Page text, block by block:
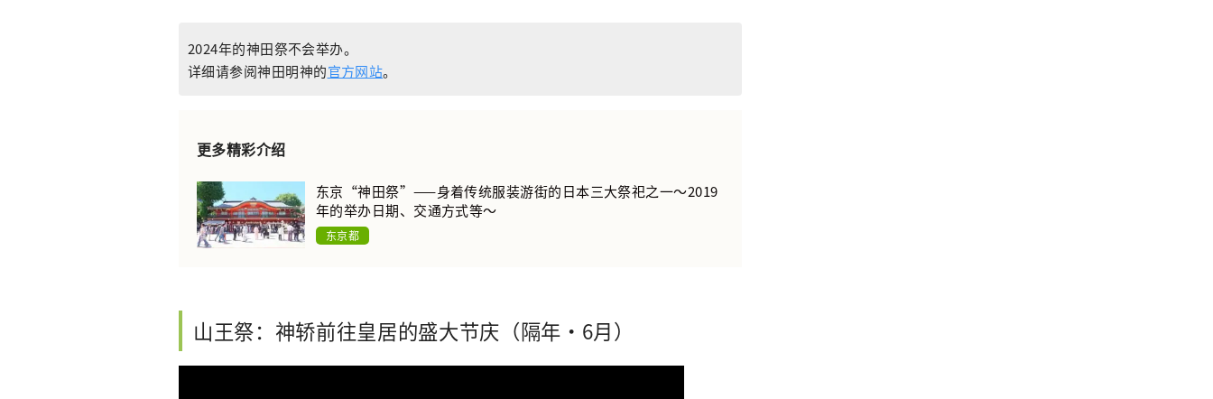
2024年的神田祭不会举办。
详细请参阅神田明神的官方网站。
更多精彩介绍
东京“神田祭”——身着传统服装游街的日本三大祭祀之一～2019
年的举办日期、交通方式等～
东京都
山王祭：神轿前往皇居的盛大节庆（隔年・6月）